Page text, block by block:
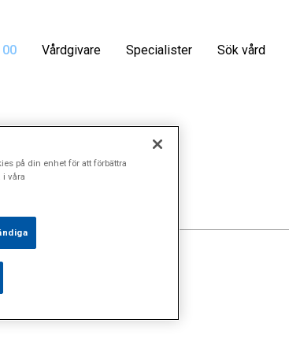
00 Vårdgivare Specialister Sök vård
på din enhet för att förbättra
i våra